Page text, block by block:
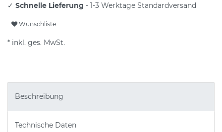
✓ Schnelle Lieferung - 1-3 Werktage Standardversand
Wunschliste
* inkl. ges. MwSt.
Beschreibung
Technische Daten